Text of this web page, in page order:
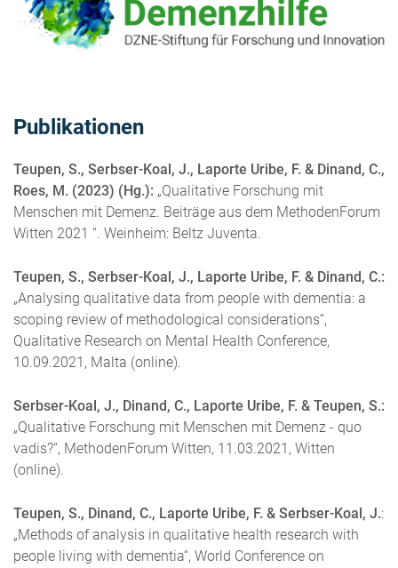
Publikationen
Teupen, S., Serbser-Koal, J., Laporte Uribe, F. & Dinand, C.,
Roes, M. (2023) (Hg.): „Qualitative Forschung mit
Menschen mit Demenz. Beiträge aus dem MethodenForum
Witten 2021 “. Weinheim: Beltz Juventa.
Teupen, S., Serbser-Koal, J., Laporte Uribe, F. & Dinand, C.:
„Analysing qualitative data from people with dementia: a
scoping review of methodological considerations“,
Qualitative Research on Mental Health Conference,
10.09.2021, Malta (online).
Serbser-Koal, J., Dinand, C., Laporte Uribe, F. & Teupen, S.:
„Qualitative Forschung mit Menschen mit Demenz - quo
vadis?“, MethodenForum Witten, 11.03.2021, Witten
(online).
Teupen, S., Dinand, C., Laporte Uribe, F. & Serbser-Koal, J.:
„Methods of analysis in qualitative health research with
people living with dementia“, World Conference on